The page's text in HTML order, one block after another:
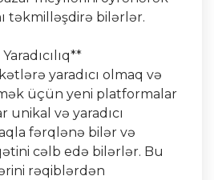
təkmilləşdirə bilərlər.
yaradıcı olmaq və
üçün yeni platformalar
unikal və yaradıcı
fərqlənə bilər və
cəlb edə bilərlər. Bu
rəqiblərdən